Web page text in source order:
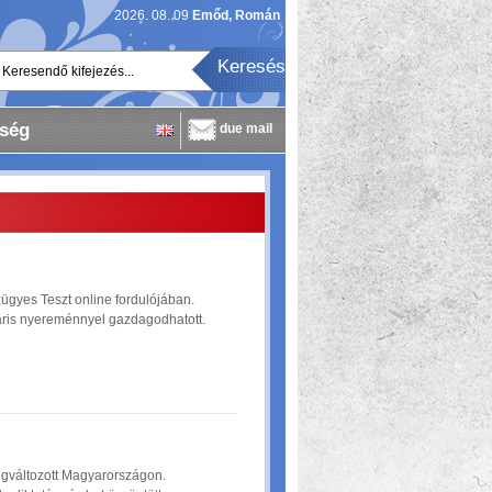
2026. 08. 09 Emőd, Román
Keresendő kifejezés...
due mail
Teszt online fordulójában.
nyereménnyel gazdagodhatott.
Magyarországon.